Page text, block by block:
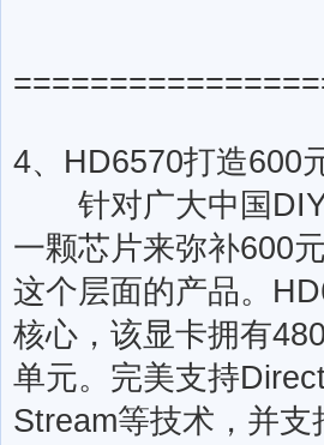
4、HD6570打造600
针对广大中国DIY
一颗芯片来弥补600
这个层面的产品。
核心，该显卡拥有
单元。完美支持
Stream等技术，并